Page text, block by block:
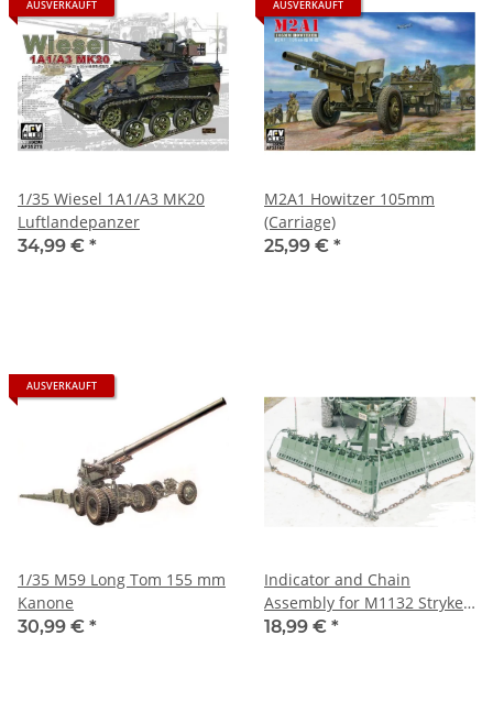
AUSVERKAUFT
1/35 Wiesel 1A1/A3 MK20
Luftlandepanzer
34,99 € *
AUSVERKAUFT
M2A1 Howitzer 105mm
(Carriage)
25,99 € *
AUSVERKAUFT
1/35 M59 Long Tom 155 mm
Kanone
30,99 € *
Indicator and Chain
Assembly for M1132 Stryker
ESV Surface Mine Plow
18,99 € *